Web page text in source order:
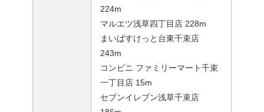
224m
マルエツ浅草四丁目店 228m
まいばすけっと台東千束店
243m
コンビニ ファミリーマート千束
一丁目店 15m
セブンイレブン浅草千束店